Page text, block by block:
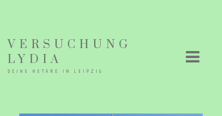
VERSUCHUNG
LYDIA
DEINE HETÄRE IN LEIPZIG